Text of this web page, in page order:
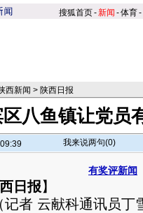
搜狐首页-新闻 -体育-
西新闻 > 陕西日报
八鱼镇让党员
我来说两句(0)
有奖评新闻
日报】
云献科通讯员丁